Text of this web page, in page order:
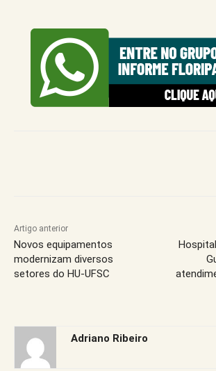
Artigo anterior
Novos equipamentos
modernizam diversos
setores do HU-UFSC
Adriano Ribeiro